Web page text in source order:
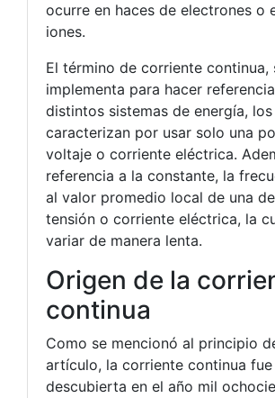
ocurre en haces de electrones o
iones.
El término de corriente continua,
implementa para hacer
distintos sistemas de energía,
caracterizan por usar solo una
voltaje o corriente eléctrica.
referencia a la constante, la
al valor promedio local de una
tensión o corriente eléctrica, la
variar de manera lenta.
Origen de la
continua
Como se mencionó al principio
artículo, la corriente continua fue
descubierta en el año mil